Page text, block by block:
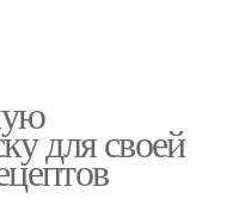
для своей